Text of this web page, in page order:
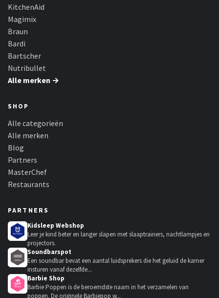
KitchenAid
Magimix
Braun
Bardi
Bartscher
Nutribullet
Alle merken →
SHOP
Alle categorieën
Alle merken
Blog
Partners
MasterChef
Restaurants
PARTNERS
Kidsleep Webshop
Leer je kind beter en langer slapen met slaaptrainers, nachtlampjes en
projectors.
Soundbarspot
Een soundbar bevat een aantal luidsprekers die het geluid de kamer
insturen vanaf dezelfde...
Barbie Shop
Barbie Poppen is de beroemdste naam in het verzamelen van
poppen. De originele Barbiepop w...